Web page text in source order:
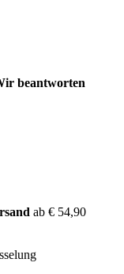
beantworten
ab € 54,90